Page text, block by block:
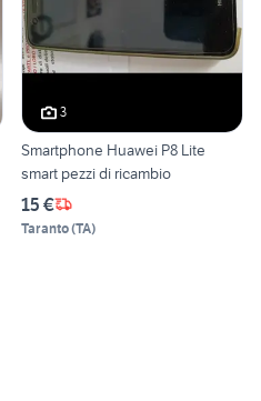
3
Smartphone Huawei P8 Lite
smart pezzi di ricambio
15 €
Taranto(TA)